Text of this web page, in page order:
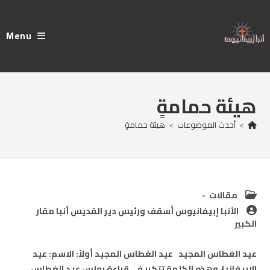
content
Menu
هيئة حمامةٍ
> أحدث الموضوعات > هيئة حمامةٍ
Post
category:
مقالات
Post
author:
الأنبا إبيفانيوس أسقف ورئيس دير القديس أنبا مقار
الكبير
عيد الغطاس المجيد عيد الغطاس المجيد أولاً: الاسم: عيد